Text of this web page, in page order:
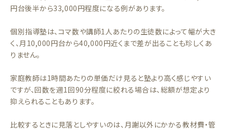
円台後半から33,000円程度になる例があります。
個別指導塾は、コマ数や講師1人あたりの生徒数によって幅が大き
く、月10,000円台から40,000円近くまで差が出ることも珍しくあ
りません。
家庭教師は1時間あたりの単価だけ見ると塾より高く感じやすい
ですが、回数を週1回90分程度に絞れる場合は、総額が想定より
抑えられることもあります。
比較するときに見落としやすいのは、月謝以外にかかる教材費・管